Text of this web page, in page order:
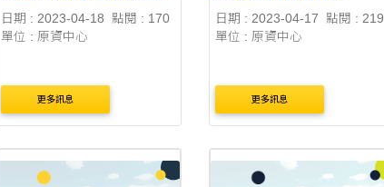
日期 : 2023-04-18
點閱 : 170
單位 : 原資中心
更多訊息
日期 : 2023-04-17
點閱 : 219
單位 : 原資中心
更多訊息